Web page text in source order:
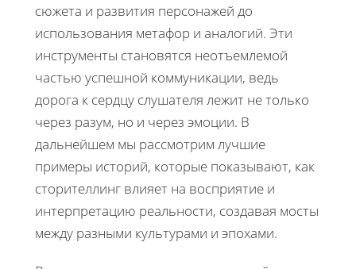
сюжета и развития персонажей до
использования метафор и аналогий. Эти
инструменты становятся неотъемлемой
частью успешной коммуникации, ведь
дорога к сердцу слушателя лежит не только
через разум, но и через эмоции. В
дальнейшем мы рассмотрим лучшие
примеры историй, которые показывают, как
сторителлинг влияет на восприятие и
интерпретацию реальности, создавая мосты
между разными культурами и эпохами.